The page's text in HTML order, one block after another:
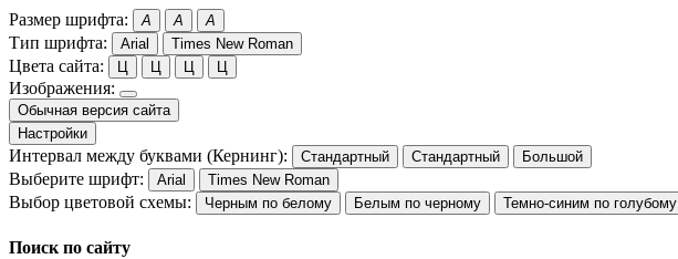
Размер шрифта: A A A
Тип шрифта: Arial Times New Roman
Цвета сайта: Ц Ц Ц Ц
Изображения:
Обычная версия сайта
Настройки
Интервал между буквами (Кернинг): Стандартный Стандартный Большой
Выберите шрифт: Arial Times New Roman
Выбор цветовой схемы: Черным по белому Белым по черному Темно-синим по голубому
Поиск по сайту